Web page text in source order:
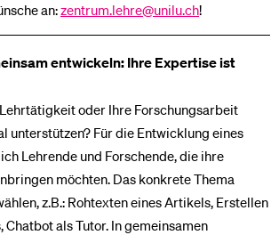
an:zentrum.lehre@unilu.ch!
entwickeln: Ihre Expertise ist
oder Ihre Forschungsarbeit
unterstützen? Für die Entwicklung eines
Lehrende und Forschende, die ihre
möchten. Das konkrete Thema
z.B.: Rohtexten eines Artikels, Erstellen
Chatbot als Tutor. In gemeinsamen